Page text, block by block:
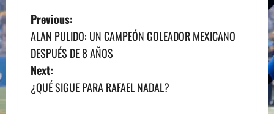
P
o
s
t
Previous:
ALAN PULIDO: UN CAMPEÓN GOLEADOR MEXICANO
DESPUÉS DE 8 AÑOS
Next:
¿QUÉ SIGUE PARA RAFAEL NADAL?